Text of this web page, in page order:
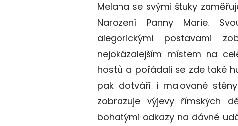
Melana se svými štuky
Narození Panny Marie.
alegorickými postavami
nejokázalejším místem na
hostů a pořádali se zde také
pak dotváří i malované
zobrazuje výjevy římských
bohatými odkazy na dávné